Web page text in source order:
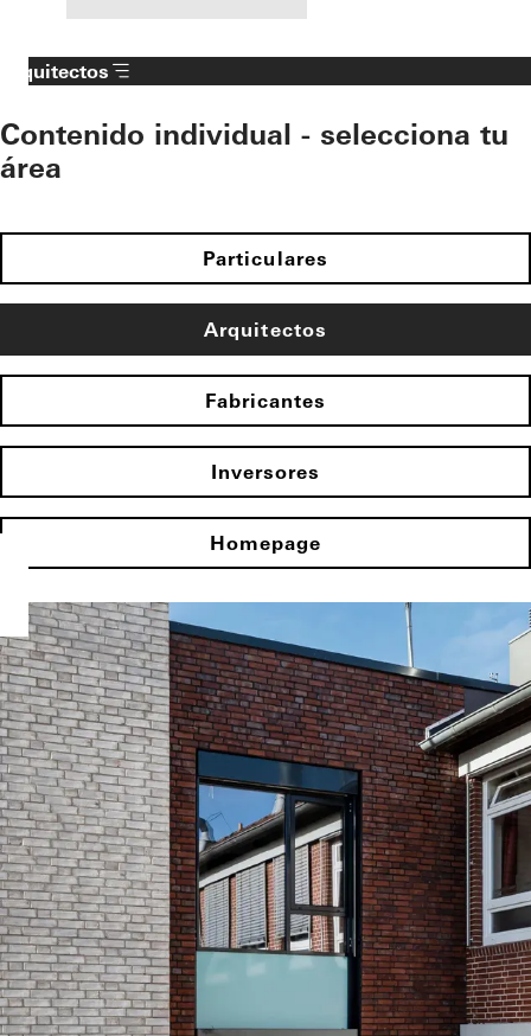
Arquitectos
Contenido individual - selecciona tu
área
Particulares
Arquitectos
Fabricantes
Inversores
Homepage